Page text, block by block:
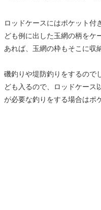
ロッドケースにはポケット付
ども例に出した玉網の柄をケ
あれば、玉網の枠もそこに収
磯釣りや堤防釣りをするので
ども入るので、ロッドケース
が必要な釣りをする場合はポ